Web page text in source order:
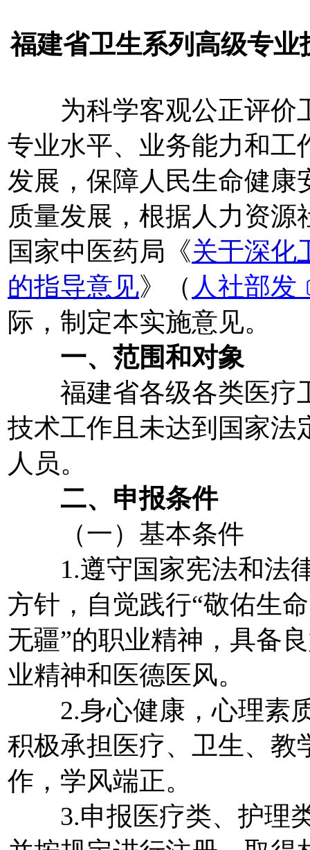
福建省卫生系列高级专
为科学客观公正评价
专业水平、业务能力和工
发展，保障人民生命健康
质量发展，根据人力资
国家中医药局《关于深化
的指导意见》（ 人社部发
际，制定本实施意见。
一、范围和对象
福建省各级各类医疗
技术工作且未达到国家法
人员。
二、申报条件
（一）基本条件
1.遵守国家宪法和法律
方针，自觉践行“敬佑生
无疆”的职业精神，具备
业精神和医德医风。
2.身心健康，心理素质
积极承担医疗、卫生、教
作，学风端正。
3.申报医疗类、护理类